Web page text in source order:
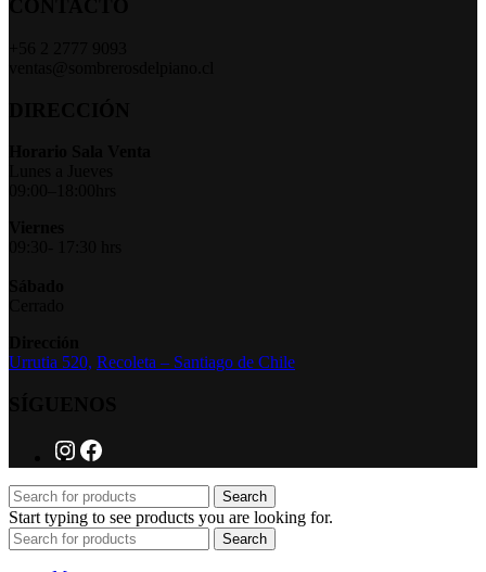
Urrutia 520, Recoleta – Santiago de Chile
Search
Start typing to see products you are looking for.
Search